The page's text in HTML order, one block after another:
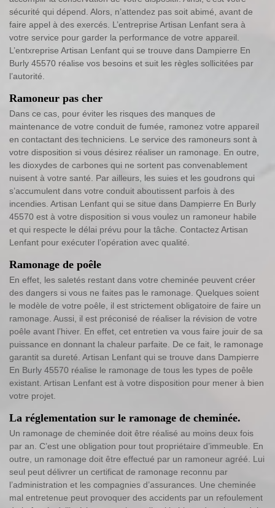
sécurité qui dépend. Alors, n’attendez pas soit abimé, avant de
faire appel à des exercés. L’entreprise Artisan Lenfant sera à
votre service pour garder la performance de votre appareil.
L’entxreprise Artisan Lenfant qui se trouve dans Dampierre En
Burly 45570 réalise vos besoins et suit les règles sollicitées par
l’autorité.
Ramoneur pas cher
Dans ce cas, pour éviter les risques des manques de
maintenance de votre conduit de fumée, ramonez votre appareil
en contactant des techniciens. Le service des ramoneurs sont à
votre disposition si vous désirez réaliser un ramonage. En outre,
les dioxydes de carbones qui ne sortent pas convenablement
nuisent à votre santé. Par ailleurs, les suies et les goudrons qui
s’accumulent dans votre conduit aboutissent parfois à des
incendies. Artisan Lenfant qui se situe dans Dampierre En Burly
45570 est à votre disposition si vous voulez un ramoneur habile
et qui respecte le délai prévu pour la tâche. Contactez Artisan
Lenfant pour exécuter l’opération avec qualité.
Ramonage de poêle
En effet, les saletés restant dans votre cheminée peuvent créer
des dangers si vous ne faites pas le ramonage. Quelques soient
le modèle de votre poêle, il est strictement obligatoire de faire un
ramonage. Aussi, il est préconisé de réaliser la révision de votre
poêle avant l’hiver. En effet, cet entretien va vous faire jouir de sa
puissance en donnant la chaleur parfaite. De ce fait, le ramonage
garantit sa dureté. Artisan Lenfant qui se trouve dans Dampierre
En Burly 45570 réalise le ramonage de tous les types de poêle
existant. Artisan Lenfant est à votre disposition pour mener à bien
votre projet.
La réglementation sur le ramonage de cheminée.
Un ramonage de cheminée doit être réalisé au moins deux fois
par an. C’est une obligation pour tout propriétaire d’immeuble. En
outre, un ramonage doit être effectué par un ramoneur agréé. Lui
seul peut délivrer un certificat de ramonage reconnu par
l’administration et les compagnies d’assurances. Une cheminée
mal entretenue peut provoquer des accidents par un refoulement